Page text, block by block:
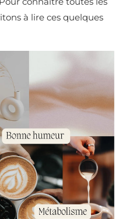
à lire ces quelques